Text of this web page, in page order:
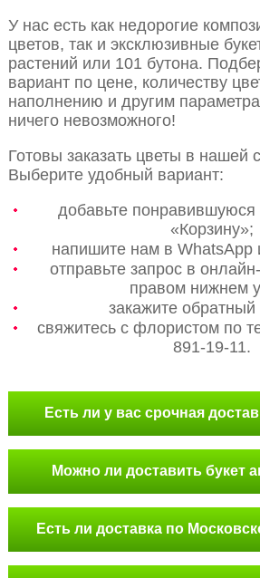
У нас есть как недорогие
цветов, так и эксклюзивные
растений или 101 бутона.
вариант по цене, количеству
наполнению и другим
ничего невозможного!
Готовы заказать цветы в нашей
Выберите удобный вариант:
добавьте
«Корзину»;
напишите нам в WhatsApp
отправьте запрос в
правом нижнем
закажите обратный
свяжитесь с флористом по
891-19-11.
Есть ли у вас срочная
Можно ли доставить букет
Есть ли доставка по